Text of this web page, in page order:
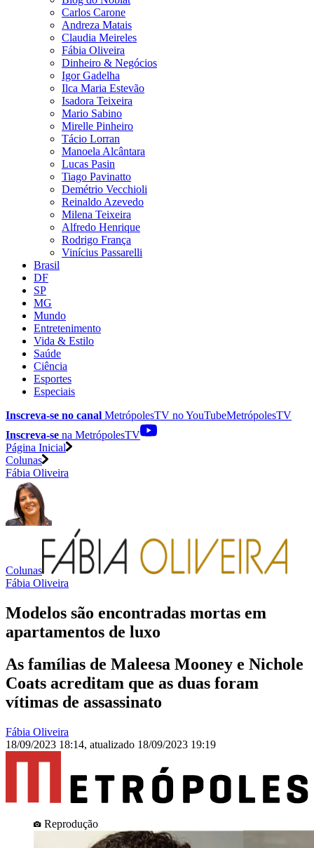
Carlos Carone
Andreza Matais
Claudia Meireles
Fábia Oliveira
Dinheiro & Negócios
Igor Gadelha
Ilca Maria Estevão
Isadora Teixeira
Mario Sabino
Mirelle Pinheiro
Tácio Lorran
Manoela Alcântara
Lucas Pasin
Tiago Pavinatto
Demétrio Vecchioli
Reinaldo Azevedo
Milena Teixeira
Alfredo Henrique
Rodrigo França
Vinícius Passarelli
Brasil
DF
SP
MG
Mundo
Entretenimento
Vida & Estilo
Saúde
Ciência
Esportes
Especiais
Inscreva-se no canal MetrópolesTV noYouTubeMetrópolesTV
Inscreva-se na MetrópolesTV
Página Inicial
Colunas
Fábia Oliveira
Colunas
Fábia Oliveira
Modelos são encontradas mortas em
apartamentos de luxo
As famílias de Maleesa Mooney e Nichole
Coats acreditam que as duas foram
vítimas de assassinato
Fábia Oliveira
18/09/2023 18:14, atualizado 18/09/2023 19:19
Reprodução